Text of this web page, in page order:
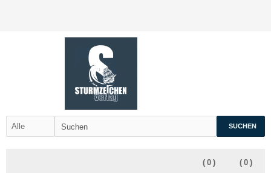
SUCHEN
( 0 )
( 0 )